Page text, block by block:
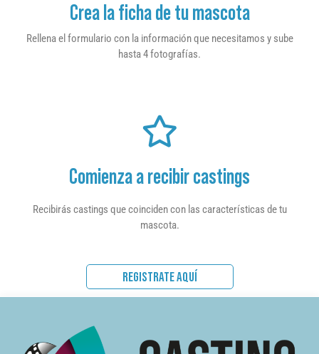
Crea la ficha de tu mascota
Rellena el formulario con la información que necesitamos y sube
hasta 4 fotografías.
Comienza a recibir castings
Recibirás castings que coinciden con las características de tu
mascota.
REGISTRATE AQUÍ